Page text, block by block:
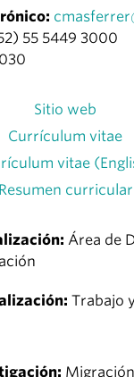
55 5449 3000
Sitio web
Currículum vitae
vitae
Resumen curricular
Área de
Trabajo